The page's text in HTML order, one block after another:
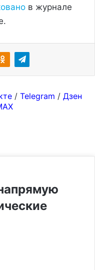
в журнале
/ Telegram / Дзен